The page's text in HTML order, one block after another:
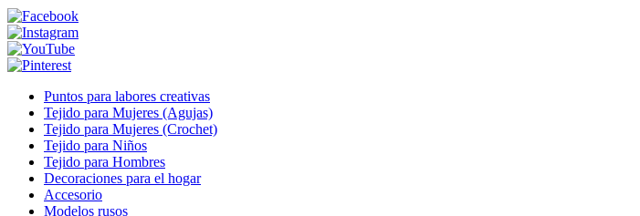
Puntos para labores creativas
Tejido para Mujeres (Agujas)
Tejido para Mujeres (Crochet)
Tejido para Niños
Tejido para Hombres
Decoraciones para el hogar
Accesorio
Modelos rusos